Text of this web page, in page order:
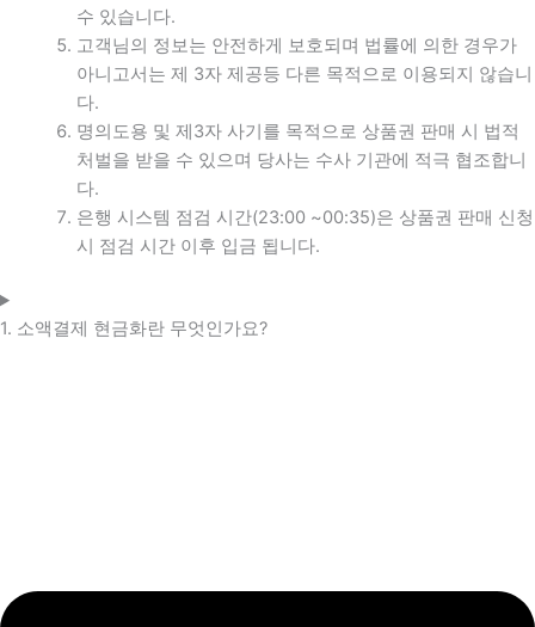
수 있습니다.
고객님의 정보는 안전하게 보호되며 법률에 의한 경우가
아니고서는 제 3자 제공등 다른 목적으로 이용되지 않습니
다.
명의도용 및 제3자 사기를 목적으로 상품권 판매 시 법적
처벌을 받을 수 있으며 당사는 수사 기관에 적극 협조합니
다.
은행 시스템 점검 시간(23:00 ~00:35)은 상품권 판매 신청
시 점검 시간 이후 입금 됩니다.
1. 소액결제 현금화란 무엇인가요?